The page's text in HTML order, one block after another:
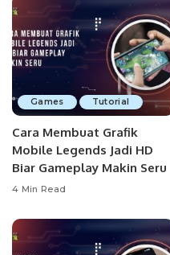
Games Tutorial
Cara Membuat Grafik
Mobile Legends Jadi HD
Biar Gameplay Makin Seru
4 Min Read